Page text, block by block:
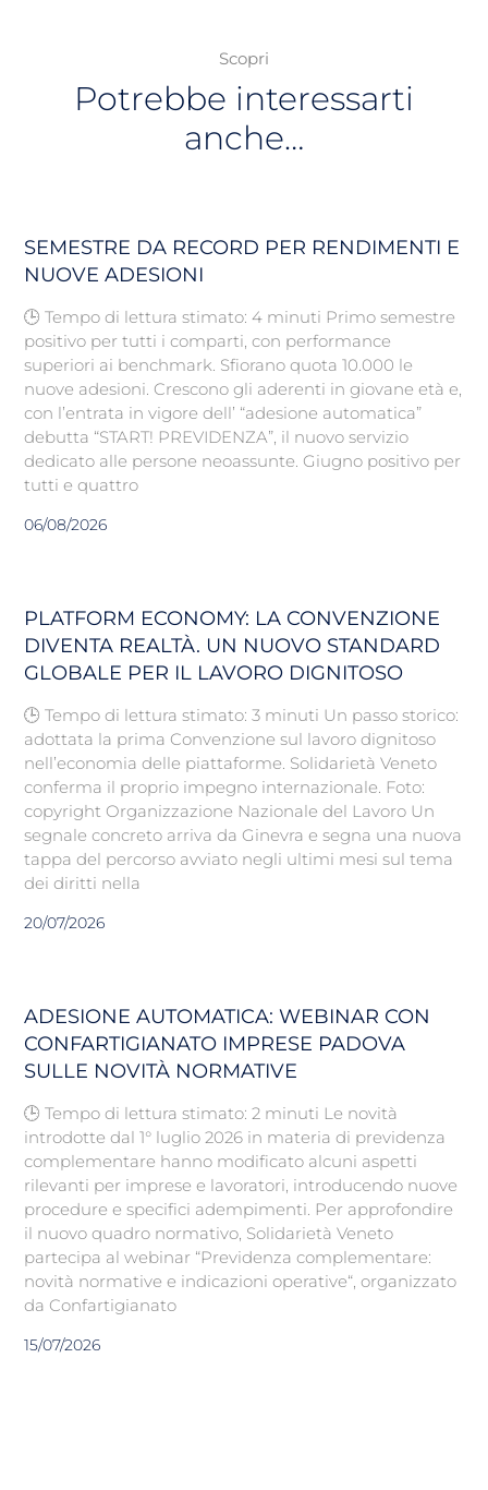
Scopri
Potrebbe interessarti
anche…
SEMESTRE DA RECORD PER RENDIMENTI E
NUOVE ADESIONI
🕒 Tempo di lettura stimato: 4 minuti Primo semestre
positivo per tutti i comparti, con performance
superiori ai benchmark. Sfiorano quota 10.000 le
nuove adesioni. Crescono gli aderenti in giovane età e,
con l’entrata in vigore dell’ “adesione automatica”
debutta “START! PREVIDENZA”, il nuovo servizio
dedicato alle persone neoassunte. Giugno positivo per
tutti e quattro
06/08/2026
PLATFORM ECONOMY: LA CONVENZIONE
DIVENTA REALTÀ. UN NUOVO STANDARD
GLOBALE PER IL LAVORO DIGNITOSO
🕒 Tempo di lettura stimato: 3 minuti Un passo storico:
adottata la prima Convenzione sul lavoro dignitoso
nell’economia delle piattaforme. Solidarietà Veneto
conferma il proprio impegno internazionale. Foto:
copyright Organizzazione Nazionale del Lavoro Un
segnale concreto arriva da Ginevra e segna una nuova
tappa del percorso avviato negli ultimi mesi sul tema
dei diritti nella
20/07/2026
ADESIONE AUTOMATICA: WEBINAR CON
CONFARTIGIANATO IMPRESE PADOVA
SULLE NOVITÀ NORMATIVE
🕒 Tempo di lettura stimato: 2 minuti Le novità
introdotte dal 1° luglio 2026 in materia di previdenza
complementare hanno modificato alcuni aspetti
rilevanti per imprese e lavoratori, introducendo nuove
procedure e specifici adempimenti. Per approfondire
il nuovo quadro normativo, Solidarietà Veneto
partecipa al webinar “Previdenza complementare:
novità normative e indicazioni operative“, organizzato
da Confartigianato
15/07/2026